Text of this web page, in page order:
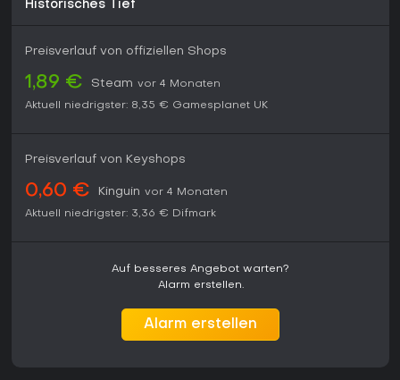
Historisches Tief
Preisverlauf von offiziellen Shops
1,89 € Steam vor 4 Monaten
Aktuell niedrigster: 8,35 € Gamesplanet UK
Preisverlauf von Keyshops
0,60 € Kinguin vor 4 Monaten
Aktuell niedrigster: 3,36 € Difmark
Auf besseres Angebot warten?
Alarm erstellen.
Alarm erstellen